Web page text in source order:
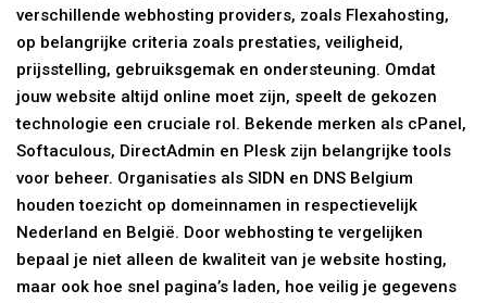
verschillende webhosting providers, zoals Flexahosting,
op belangrijke criteria zoals prestaties, veiligheid,
prijsstelling, gebruiksgemak en ondersteuning. Omdat
jouw website altijd online moet zijn, speelt de gekozen
technologie een cruciale rol. Bekende merken als cPanel,
Softaculous, DirectAdmin en Plesk zijn belangrijke tools
voor beheer. Organisaties als SIDN en DNS Belgium
houden toezicht op domeinnamen in respectievelijk
Nederland en België. Door webhosting te vergelijken
bepaal je niet alleen de kwaliteit van je website hosting,
maar ook hoe snel pagina’s laden, hoe veilig je gegevens